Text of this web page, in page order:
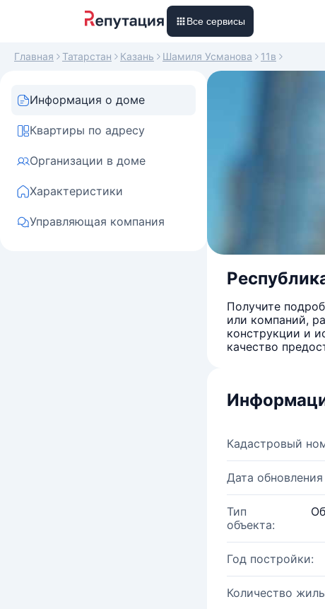
Все сервисы
Главная Татарстан Казань Шамиля Усманова 11в
Информация о доме
Квартиры по адресу
Организации в доме
Характеристики
Управляющая компания
Получите
или компаний,
конструкции и
качество
Кадастровый
Дата
Тип
объекта:
Год постройки:
Количество